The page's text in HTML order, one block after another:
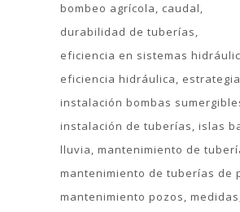
bombeo agrícola
caudal
durabilidad de tuberías
eficiencia en sistemas
eficiencia hidráulica
estrategia
instalación bombas
instalación de tuberías islas
lluvia mantenimiento de
mantenimiento de tuberías de
mantenimiento pozos medidas